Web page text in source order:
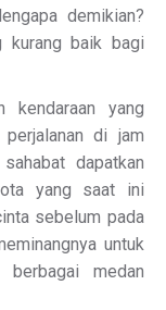
demikian?
baik bagi
kendaraan yang
perjalanan di jam
dapatkan
yang saat ini
sebelum pada
untuk
medan